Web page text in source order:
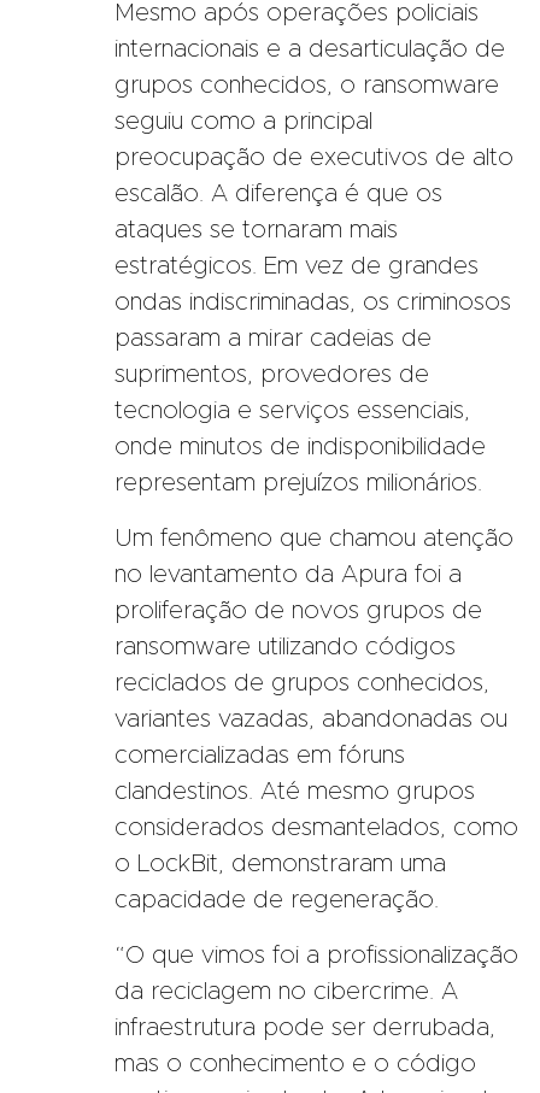
Mesmo após operações policiais
internacionais e a desarticulação de
grupos conhecidos, o ransomware
seguiu como a principal
preocupação de executivos de alto
escalão. A diferença é que os
ataques se tornaram mais
estratégicos. Em vez de grandes
ondas indiscriminadas, os criminosos
passaram a mirar cadeias de
suprimentos, provedores de
tecnologia e serviços essenciais,
onde minutos de indisponibilidade
representam prejuízos milionários.
Um fenômeno que chamou atenção
no levantamento da Apura foi a
proliferação de novos grupos de
ransomware utilizando códigos
reciclados de grupos conhecidos,
variantes vazadas, abandonadas ou
comercializadas em fóruns
clandestinos. Até mesmo grupos
considerados desmantelados, como
o LockBit, demonstraram uma
capacidade de regeneração.
“O que vimos foi a profissionalização
da reciclagem no cibercrime. A
infraestrutura pode ser derrubada,
mas o conhecimento e o código